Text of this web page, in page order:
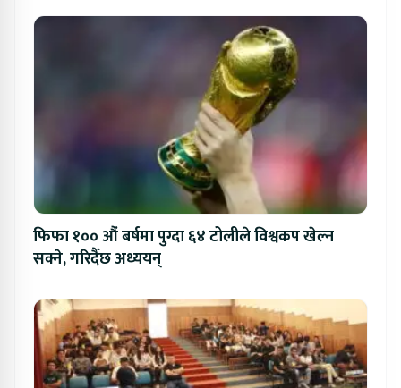
फिफा १०० औं बर्षमा पुग्दा ६४ टोलीले विश्वकप खेल्न
सक्ने, गरिदैँछ अध्ययन्